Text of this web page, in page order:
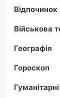
Відпочинок
Військова
Географія
Гороскоп